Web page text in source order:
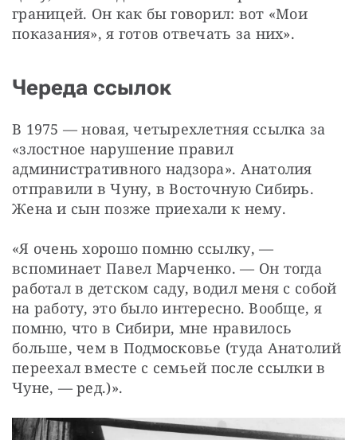
границей. Он как бы говорил: вот «Мои
показания», я готов отвечать за них».
Череда ссылок
В 1975 — новая, четырехлетняя ссылка за
«злостное нарушение правил
административного надзора». Анатолия
отправили в Чуну, в Восточную Сибирь.
Жена и сын позже приехали к нему.
«Я очень хорошо помню ссылку, —
вспоминает Павел Марченко. — Он тогда
работал в детском саду, водил меня с собой
на работу, это было интересно. Вообще, я
помню, что в Сибири, мне нравилось
больше, чем в Подмосковье (туда Анатолий
переехал вместе с семьей после ссылки в
Чуне, — ред.)».